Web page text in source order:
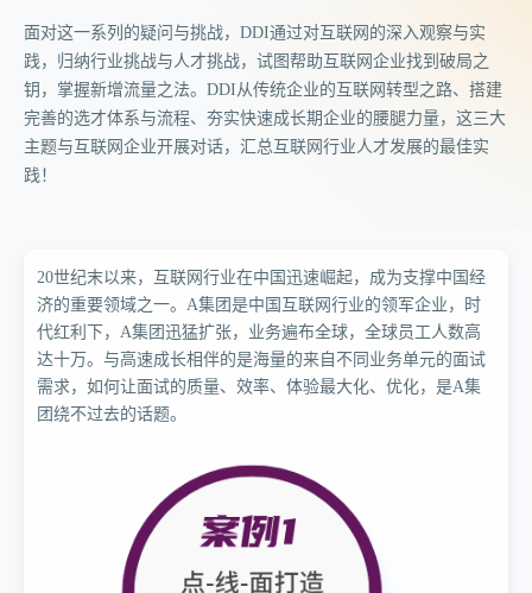
面对这一系列的疑问与挑战，DDI通过对互联网的深入观察与实
践，归纳行业挑战与人才挑战，试图帮助互联网企业找到破局之
钥，掌握新增流量之法。DDI从传统企业的互联网转型之路、搭建
完善的选才体系与流程、夯实快速成长期企业的腰腿力量，这三大
主题与互联网企业开展对话，汇总互联网行业人才发展的最佳实
践！
20世纪末以来，互联网行业在中国迅速崛起，成为支撑中国经
济的重要领域之一。A集团是中国互联网行业的领军企业，时
代红利下，A集团迅猛扩张，业务遍布全球，全球员工人数高
达十万。与高速成长相伴的是海量的来自不同业务单元的面试
需求，如何让面试的质量、效率、体验最大化、优化，是A集
团绕不过去的话题。